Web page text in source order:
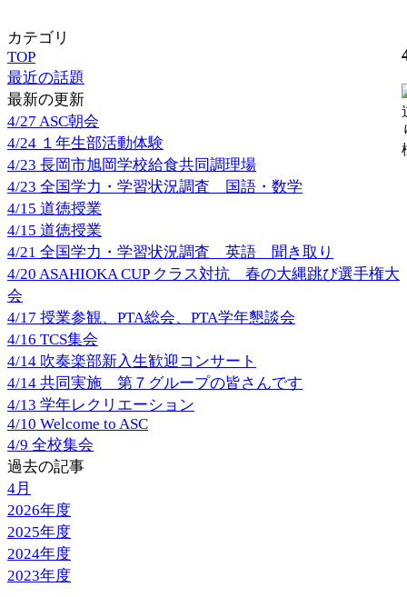
カテゴリ
TOP
最近の話題
最新の更新
4/27 ASC朝会
4/24 １年生部活動体験
4/23 長岡市旭岡学校給食共同調理場
4/23 全国学力・学習状況調査 国語・数学
4/15 道徳授業
4/15 道徳授業
4/21 全国学力・学習状況調査 英語 聞き取り
4/20 ASAHIOKA CUP クラス対抗 春の大縄跳び選手権大
会
4/17 授業参観、PTA総会、PTA学年懇談会
4/16 TCS集会
4/14 吹奏楽部新入生歓迎コンサート
4/14 共同実施 第７グループの皆さんです
4/13 学年レクリエーション
4/10 Welcome to ASC
4/9 全校集会
過去の記事
4月
2026年度
2025年度
2024年度
2023年度